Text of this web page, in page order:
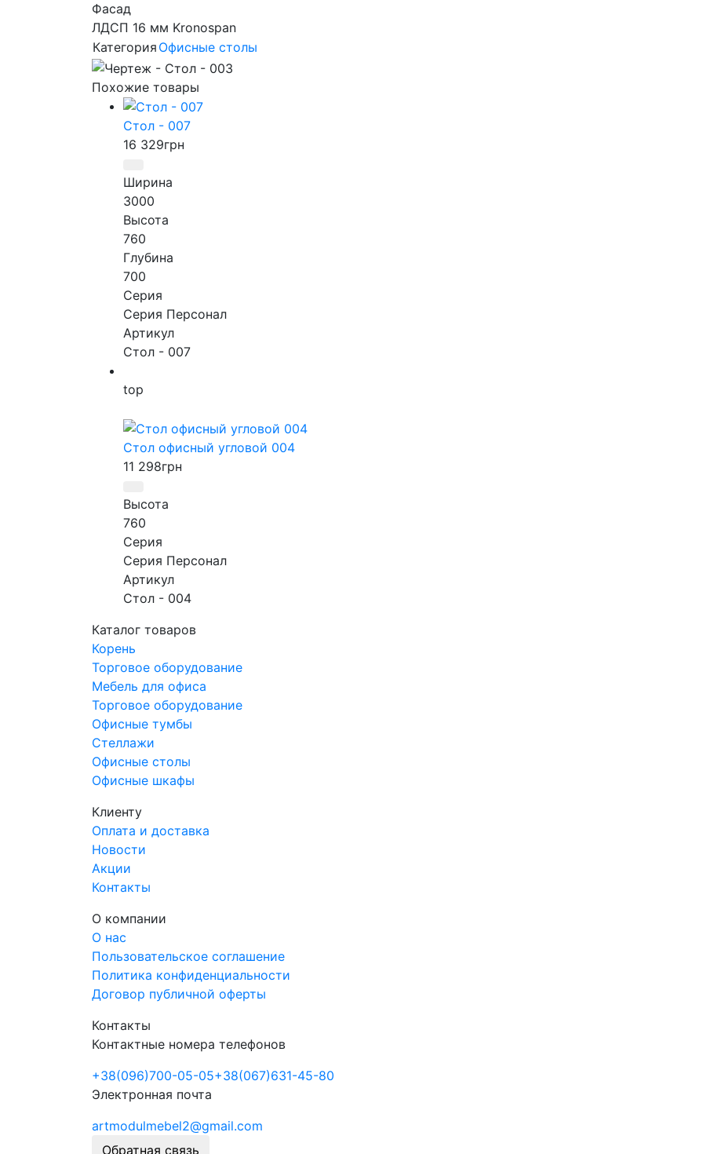
Фасад
ЛДСП 16 мм Kronospan
Категория Офисные столы
Похожие товары
Стол - 007
16 329грн
Ширина
3000
Высота
760
Глубина
700
Серия
Серия Персонал
Артикул
Стол - 007
top
Стол офисный угловой 004
11 298грн
Высота
760
Серия
Серия Персонал
Артикул
Стол - 004
Каталог товаров
Корень
Торговое оборудование
Мебель для офиса
Торговое оборудование
Офисные тумбы
Стеллажи
Офисные столы
Офисные шкафы
Клиенту
Оплата и доставка
Новости
Акции
Контакты
О компании
О нас
Пользовательское соглашение
Политика конфиденциальности
Договор публичной оферты
Контакты
Контактные номера телефонов
+38(096)700-05-05+38(067)631-45-80
Электронная почта
artmodulmebel2@gmail.com
Обратная связь